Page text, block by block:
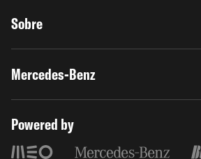
Sobre
Mercedes-Benz
Powered by